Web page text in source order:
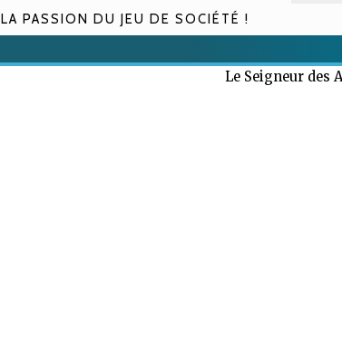
LA PASSION DU JEU DE SOCIÉTÉ !